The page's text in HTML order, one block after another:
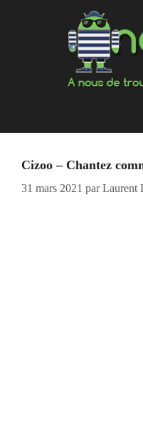
Cizoo – Chantez
31 mars 2021 parLaurent